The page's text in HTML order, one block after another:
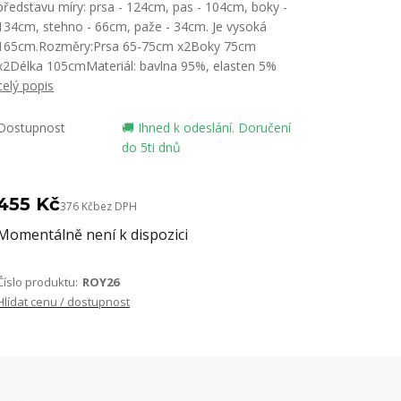
míry: prsa - 124cm, pas - 104cm, boky -
stehno - 66cm, paže - 34cm. Je vysoká
65-75cm x2Boky 75cm
105cmMateriál: bavlna 95%, elasten 5%
popis
🚚 Ihned k odeslání. Doručení
do 5ti dnů
Kč376 Kčbez DPH
není k dispozici
produktu: ROY26
cenu / dostupnost